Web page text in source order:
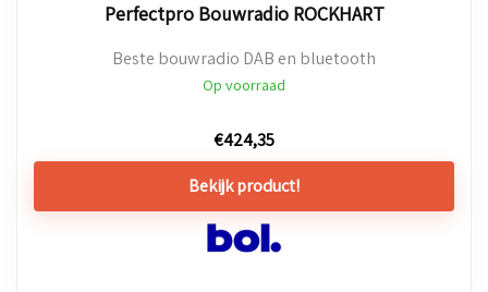
Perfectpro Bouwradio ROCKHART
Beste bouwradio DAB en bluetooth
Op voorraad
€424,35
Bekijk product!